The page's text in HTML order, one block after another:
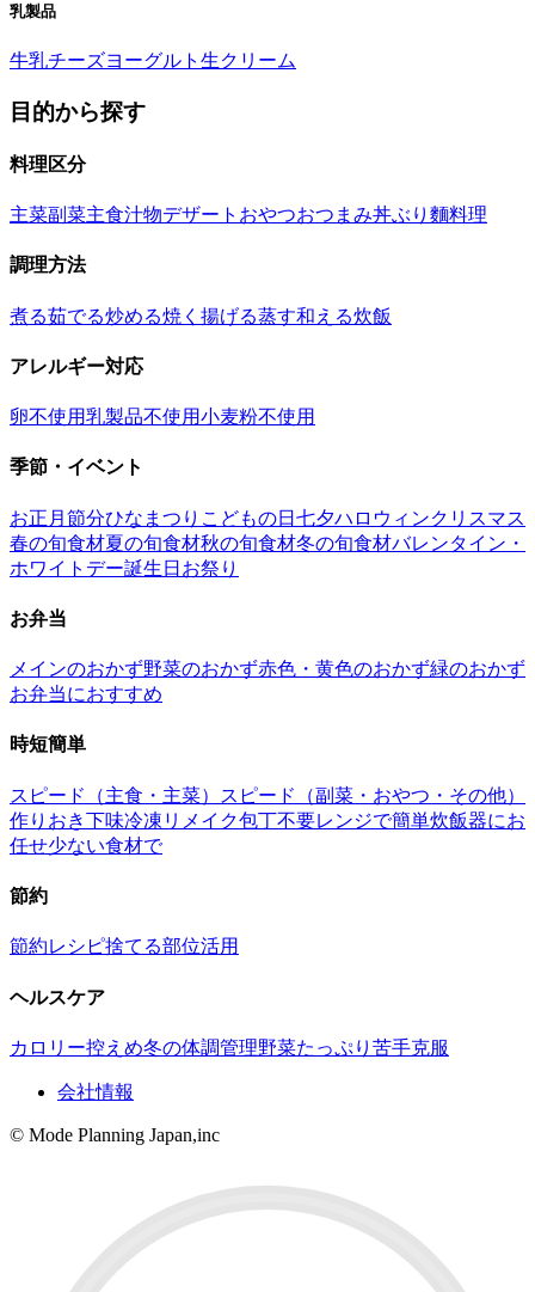
乳製品
牛乳チーズヨーグルト 生クリーム
目的から探す
料理区分
主菜副菜主食汁物デザート おやつおつまみ丼ぶり 麵料理
調理方法
煮る茹でる炒める焼く 揚げる蒸す和える炊飯
アレルギー対応
卵不使用乳製品不使用小麦粉不使用
季節・イベント
お正月 節分ひなまつり こどもの日 七夕ハロウィンクリスマス
春の旬食材夏の旬食材秋の旬食材冬の旬食材バレンタイン・
ホワイトデー誕生日 お祭り
お弁当
メインのおかず野菜のおかず赤色・黄色のおかず緑のおかず
お弁当におすすめ
時短簡単
スピード（主食・主菜）
スピード（副菜・おやつ・その他）
作りおき下味冷凍 リメイク包丁不要レンジで簡単炊飯器にお
任せ少ない食材で
節約
節約レシピ捨てる部位活用
ヘルスケア
カロリー控えめ冬の体調管理野菜たっぷり 苦手克服
会社情報
© Mode Planning Japan,inc